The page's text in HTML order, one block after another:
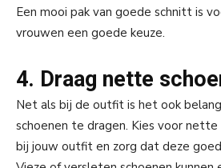
Een mooi pak van goede schnitt is
vrouwen een goede keuze.
4. Draag nette
Net als bij de outfit is het ook
schoenen te dragen. Kies voor nette
bij jouw outfit en zorg dat deze